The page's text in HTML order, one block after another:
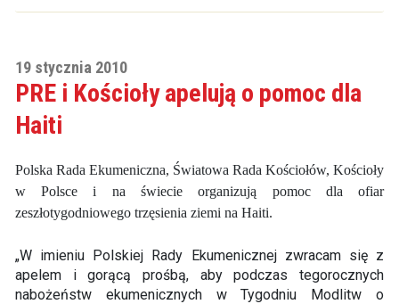
19 stycznia 2010
PRE i Kościoły apelują o pomoc dla
Haiti
Polska Rada Ekumeniczna, Światowa Rada Kościołów, Kościoły
w Polsce i na świecie organizują pomoc dla ofiar
zeszłotygodniowego trzęsienia ziemi na Haiti.
„W imieniu Polskiej Rady Ekumenicznej zwracam się z
apelem i gorącą prośbą, aby podczas tegorocznych
nabożeństw ekumenicznych w Tygodniu Modlitw o